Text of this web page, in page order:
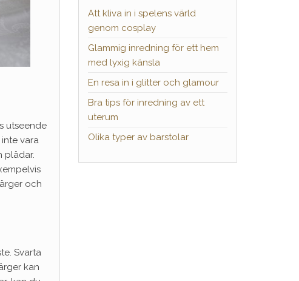
utseende
vara
plädar.
och
Svarta
kan
Att kliva in i spelens värld
genom cosplay
Glammig inredning för ett hem
med lyxig känsla
En resa in i glitter och glamour
Bra tips för inredning av ett
uterum
Olika typer av barstolar